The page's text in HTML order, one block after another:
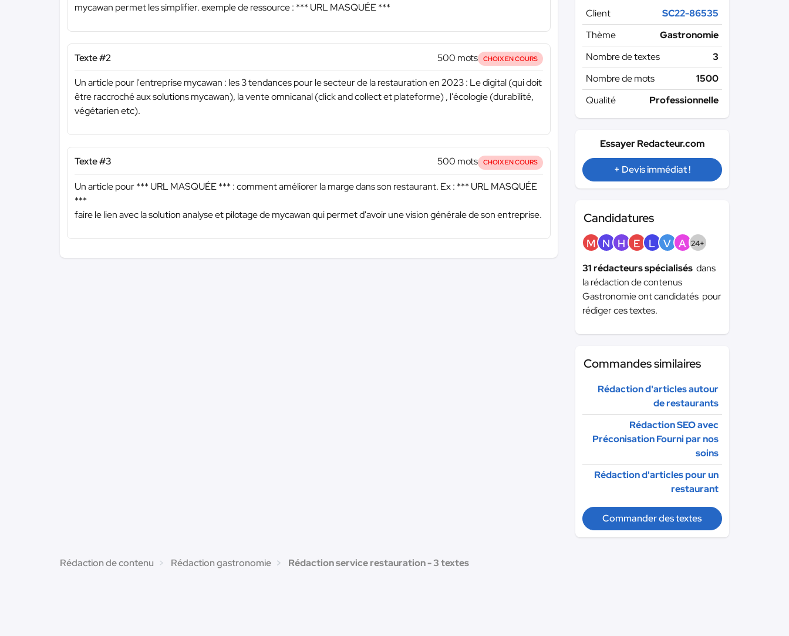
mycawan permet les simplifier. exemple de ressource : *** URL MASQUÉE ***
Texte #2 500 mots CHOIX EN COURS
Un article pour l'entreprise mycawan : les 3 tendances pour le secteur de la restauration en 2023 : Le digital (qui doit
être raccroché aux solutions mycawan), la vente omnicanal (click and collect et plateforme) , l'écologie (durabilité,
végétarien etc).
Texte #3 500 mots CHOIX EN COURS
Un article pour*** URL MASQUÉE *** : comment améliorer la marge dans son restaurant. Ex : *** URL MASQUÉE
***
faire le lien avec la solution analyse et pilotage de mycawan qui permet d'avoir une vision générale de son entreprise.
Client
SC22-86535
Thème
Gastronomie
Nombre de textes
3
Nombre de mots
1500
Qualité
Professionnelle
Essayer Redacteur.com
+ Devis immédiat !
Candidatures
M N H E L V A 24+
31 rédacteurs spécialisés dans
la rédaction de contenus
Gastronomie ont candidatés pour
rédiger ces textes.
Commandes similaires
Rédaction d'articles autour
de restaurants
Rédaction SEO avec
Préconisation Fourni par nos
soins
Rédaction d'articles pour un
restaurant
Commander des textes
Rédaction de contenu Rédaction gastronomie Rédaction service restauration - 3 textes